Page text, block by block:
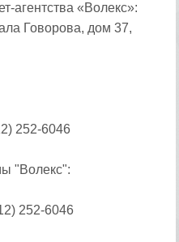
агентства «Волекс»:
Говорова, дом 37,
252-6046
"Волекс":
252-6046